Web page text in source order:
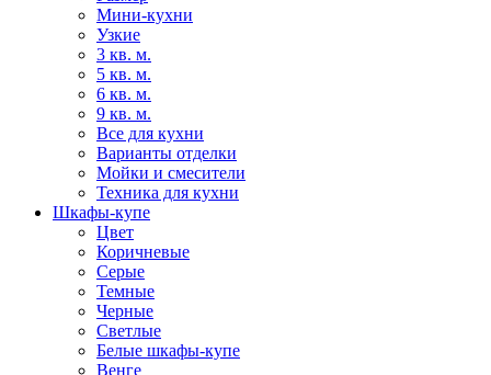
Мини-кухни
Узкие
3 кв. м.
5 кв. м.
6 кв. м.
9 кв. м.
Все для кухни
Варианты отделки
Мойки и смесители
Техника для кухни
Шкафы-купе
Цвет
Коричневые
Серые
Темные
Черные
Светлые
Белые шкафы-купе
Венге